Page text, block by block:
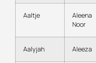
Aaltje
Aleena
Noor
Aalyjah Aleeza